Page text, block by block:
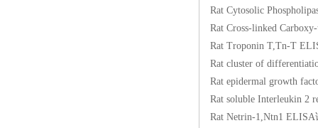
Rat Cytosolic
Rat Cross-linked
Rat Troponin T,Tn-T
Rat cluster of
Rat epidermal growth
Rat soluble Interleukin 2
Rat Netrin-1,Ntn1